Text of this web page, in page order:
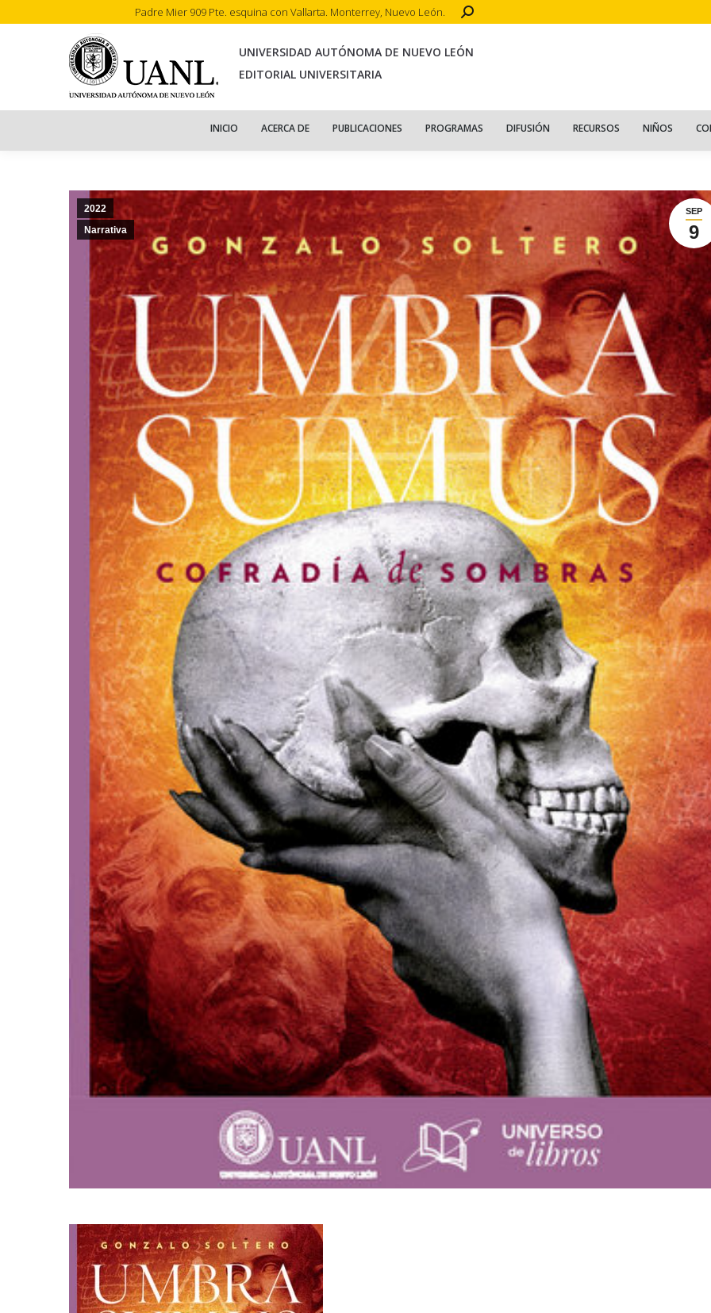
Padre Mier 909 Pte. esquina con Vallarta. Monterrey, Nuevo León. Search:
UNIVERSIDAD AUTÓNOMA DE NUEVO LEÓN
EDITORIAL UNIVERSITARIA
INICIO ACERCA DE PUBLICACIONES PROGRAMAS DIFUSIÓN RECURSOS NIÑOS
SEP
9
2022
Narrativa
INICIO ACERCA DE PUBLICACIONES PROGRAMAS DIFUSIÓN